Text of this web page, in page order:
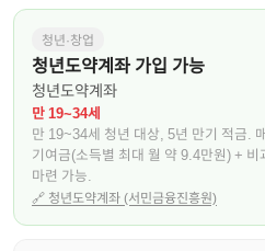
청년·창업
청년도약계좌 가입 가능
청년도약계좌
만 19~34세
만 19~34세 청년 대상, 5년 만기 적금.
기여금(소득별 최대 월 약 9.4만원) +
마련 가능.
🔗 청년도약계좌 (서민금융진흥원)